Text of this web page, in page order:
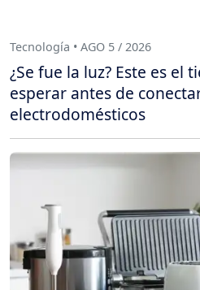
Tecnología • AGO 5 / 2026
¿Se fue la luz? Este es el
esperar antes de
electrodomésticos